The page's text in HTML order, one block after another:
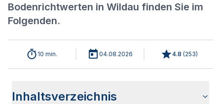
Bodenrichtwerten in Wildau finden Sie im
Folgenden.
10 min. 04.08.2026 4.8 (253)
Inhaltsverzeichnis